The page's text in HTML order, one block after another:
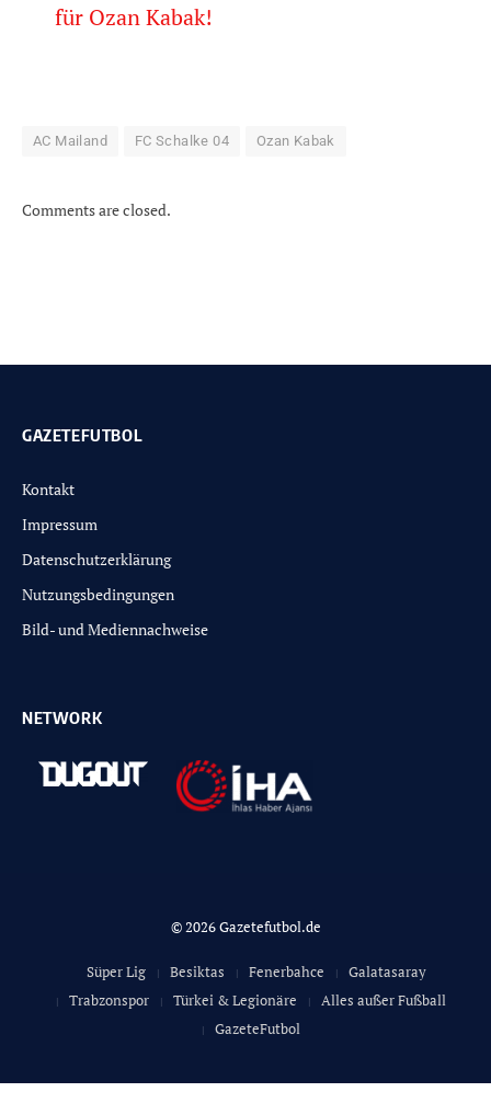
für Ozan Kabak!
AC Mailand FC Schalke 04 Ozan Kabak
Comments are closed.
GAZETEFUTBOL
Kontakt
Impressum
Datenschutzerklärung
Nutzungsbedingungen
Bild- und Mediennachweise
NETWORK
© 2026 Gazetefutbol.de
Süper Lig Besiktas Fenerbahce
Galatasaray
Trabzonspor
Türkei & Legionäre
Alles außer Fußball
GazeteFutbol